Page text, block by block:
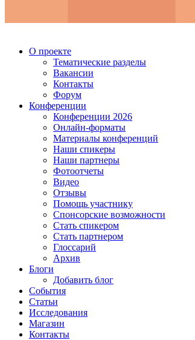
О проекте
Тематические разделы
Вакансии
Контакты
Форум
Конференции
Конференции 2026
Онлайн-форматы
Материалы конференций
Наши спикеры
Наши партнеры
Фотоотчеты
Видео
Отзывы
Помощь участнику
Спонсорские возможности
Стать спикером
Стать партнером
Глоссарий
Архив
Блоги
Добавить блог
События
Статьи
Исследования
Магазин
Контакты